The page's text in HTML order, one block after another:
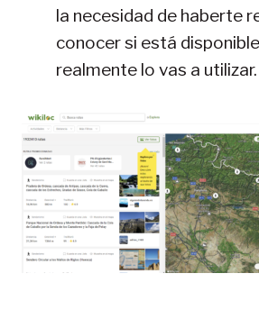
la necesidad de haberte
conocer si está
realmente lo vas a utilizar.